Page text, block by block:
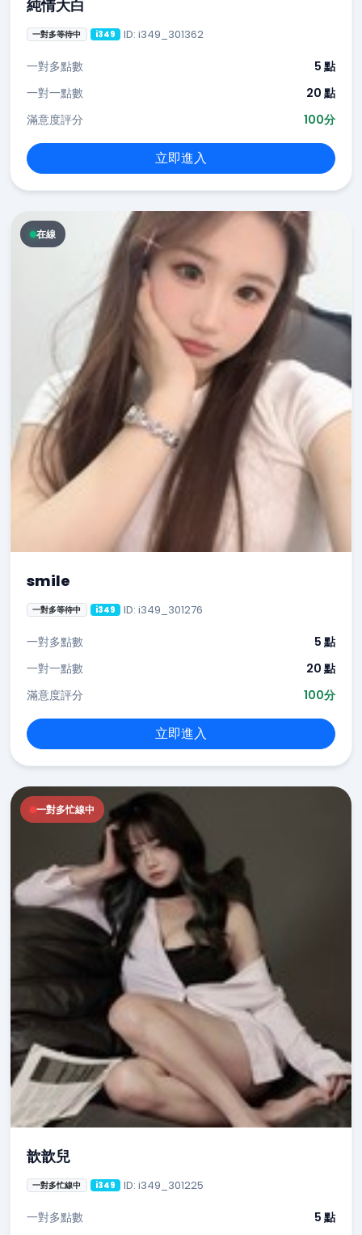
純情大白
一對多等待中 i349 ID: i349_301362
一對多點數
5 點
一對一點數
20 點
滿意度評分
100分
立即進入
在線
smile
一對多等待中 i349 ID: i349_301276
一對多點數
5 點
一對一點數
20 點
滿意度評分
100分
立即進入
一對多忙線中
歆歆兒
一對多忙線中 i349 ID: i349_301225
一對多點數
5 點